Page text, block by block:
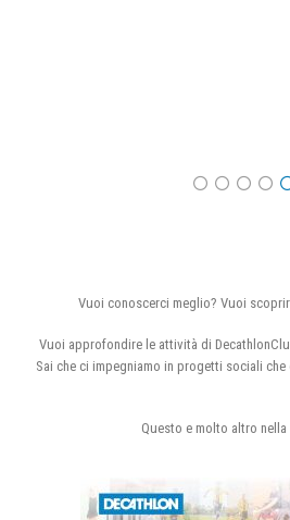
Vuoi conoscerci meglio? Vuoi
Vuoi approfondire le attività di
Sai che ci impegniamo in progetti sociali
Questo e molto altro